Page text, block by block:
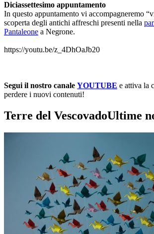
Diciassettesimo appuntamento
In questo appuntamento vi accompagneremo
scoperta degli antichi affreschi presenti nella
Pantaleone a Negrone.
https://youtu.be/z_4DhOaJb20
Segui il nostro canale YOUTUBE e attiva la
perdere i nuovi contenuti!
Terre del VescovadoUltime